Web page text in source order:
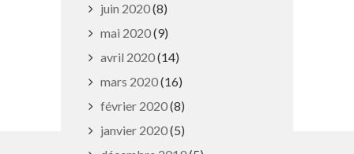
juin 2020(8)
mai 2020(9)
avril 2020(14)
mars 2020(16)
février 2020(8)
janvier 2020(5)
Travaux en forêt
9 septembre 2019